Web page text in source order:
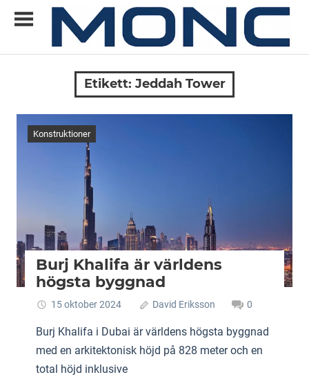
Allt
om
ny
Etikett: Jeddah Tower
Konstruktioner
Burj Khalifa är världens
högsta byggnad
15 oktober 2024 David Eriksson 0
Burj Khalifa i Dubai är världens högsta byggnad
med en arkitektonisk höjd på 828 meter och en
total höjd inklusive